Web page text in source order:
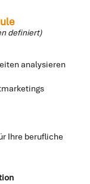
definiert)
analysieren
Ihre berufliche